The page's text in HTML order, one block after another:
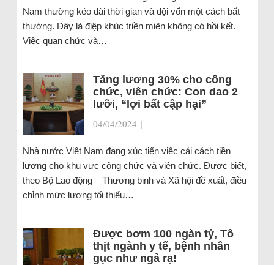
Nam thường kéo dài thời gian và đội vốn một cách bất
thường. Đây là điệp khúc triền miên không có hồi kết.
Việc quan chức và…
Tăng lương 30% cho công
chức, viên chức: Con dao 2
lưỡi, “lợi bất cập hại”
04/04/2024 |
Nhà nước Việt Nam đang xúc tiến việc cải cách tiền
lương cho khu vực công chức và viên chức. Được biết,
theo Bộ Lao động – Thương binh và Xã hội đề xuất, điều
chỉnh mức lương tối thiểu…
Được bơm 100 ngàn tỷ, Tô
thịt ngành y tế, bệnh nhân
gục như ngả rạ!